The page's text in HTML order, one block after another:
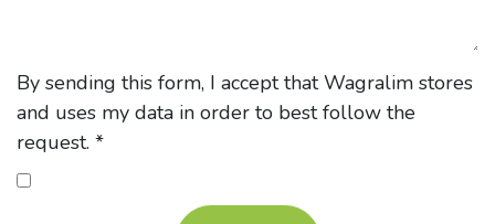
By sending this form, I accept that Wagralim stores
and uses my data in order to best follow the
request. *